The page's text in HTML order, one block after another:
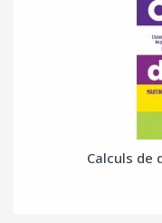
Calculs de